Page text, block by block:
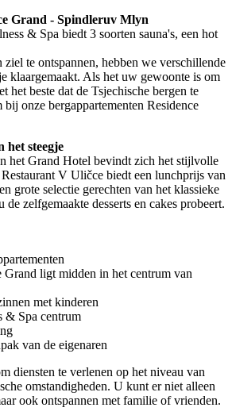
Grand - Spindleruv Mlyn
& Spa biedt 3 soorten sauna's, een hot
ziel te ontspannen, hebben we verschillende
klaargemaakt. Als het uw gewoonte is om
het beste dat de Tsjechische bergen te
onze bergappartementen Residence
het steegje
het Grand Hotel bevindt zich het stijlvolle
V Uličce biedt een lunchprijs van
grote selectie gerechten van het klassieke
zelfgemaakte desserts en cakes probeert.
Grand ligt midden in het centrum van
met kinderen
& Spa centrum
van de eigenaren
diensten te verlenen op het niveau van
omstandigheden. U kunt er niet alleen
ook ontspannen met familie of vrienden.